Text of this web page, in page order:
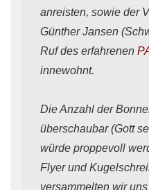
anreisten, sowie der
Günther Jansen
Ruf des erfahrenen
innewohnt.
Die Anzahl der
überschaubar (Gott
würde proppevoll
Flyer und
versammelten wir